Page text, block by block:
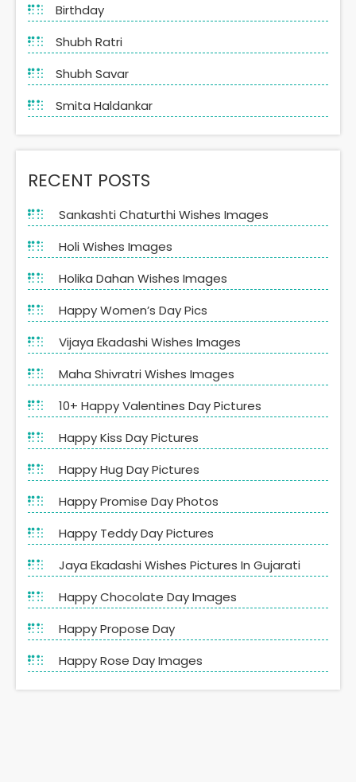
Birthday
Shubh Ratri
Shubh Savar
Smita Haldankar
RECENT POSTS
Sankashti Chaturthi Wishes Images
Holi Wishes Images
Holika Dahan Wishes Images
Happy Women’s Day Pics
Vijaya Ekadashi Wishes Images
Maha Shivratri Wishes Images
10+ Happy Valentines Day Pictures
Happy Kiss Day Pictures
Happy Hug Day Pictures
Happy Promise Day Photos
Happy Teddy Day Pictures
Jaya Ekadashi Wishes Pictures In Gujarati
Happy Chocolate Day Images
Happy Propose Day
Happy Rose Day Images